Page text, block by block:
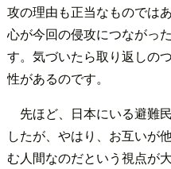
攻の理由も正当なものでは
心が今回の侵攻につながっ
す。気づいたら取り返しの
性があるのです。
先ほど、日本にいる避難
したが、やはり、お互いが
む人間なのだという視点が